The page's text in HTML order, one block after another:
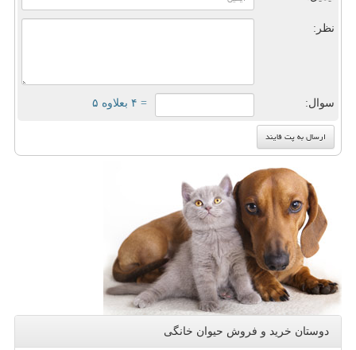
نظر:
سوال: = ۴ بعلاوه ۵
دوستان خرید و فروش حیوان خانگی